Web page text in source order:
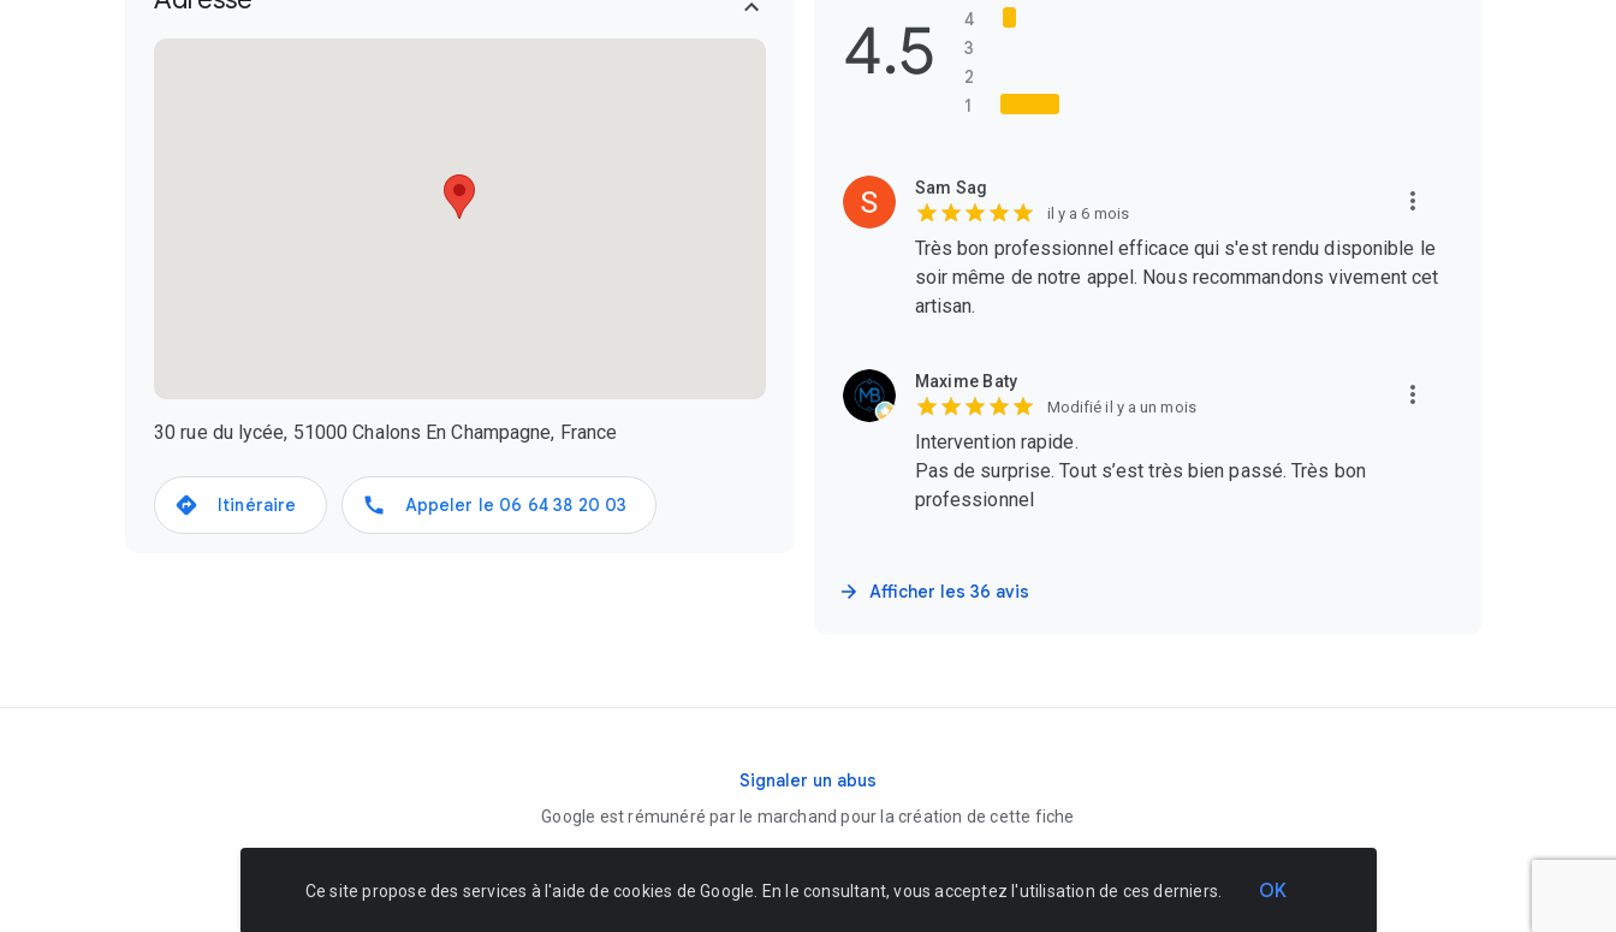
30 rue du lycée, 51000 Chalons En Champagne, France
Itinéraire Appeler le 06 64 38 20 03
4.5
4
3
2
1
Sam Sag
il y a 6 mois
Très bon professionnel efficace qui s'est rendu disponible le
soir même de notre appel. Nous recommandons vivement cet
artisan.
Maxime Baty
Modifié il y a un mois
Intervention rapide.
Pas de surprise. Tout s’est très bien passé. Très bon
professionnel
Afficher les 36 avis
Signaler un abus
Google est rémunéré par le marchand pour la création de cette fiche
Ce site propose des services à l'aide de cookies de Google. En le consultant, vous acceptez l'utilisation de ces derniers. OK